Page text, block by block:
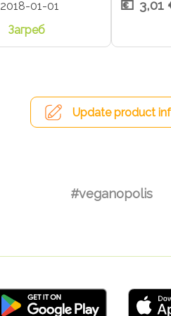
2018-01-01
Загреб
3,01
Update product
#veganopolis